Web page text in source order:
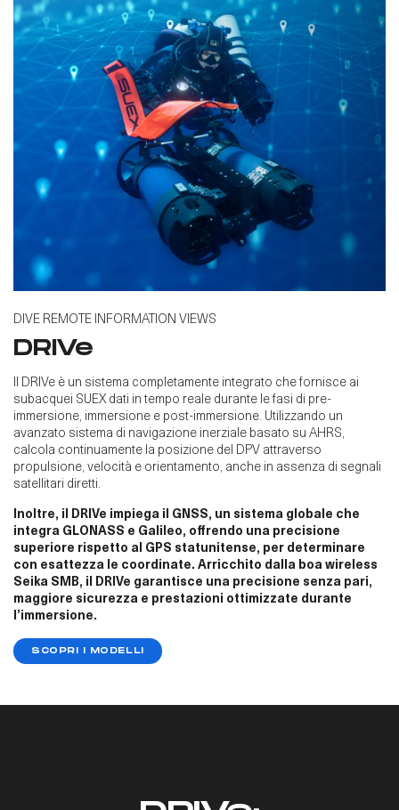
DIVE REMOTE INFORMATION VIEWS
DRIVe
Il DRIVe è un sistema completamente integrato che fornisce ai
subacquei SUEX dati in tempo reale durante le fasi di pre-
immersione, immersione e post-immersione. Utilizzando un
avanzato sistema di navigazione inerziale basato su AHRS,
calcola continuamente la posizione del DPV attraverso
propulsione, velocità e orientamento, anche in assenza di segnali
satellitari diretti. ​
Inoltre, il DRIVe impiega il GNSS, un sistema globale che
integra GLONASS e Galileo, offrendo una precisione
superiore rispetto al GPS statunitense, per determinare
con esattezza le coordinate. Arricchito dalla boa wireless
Seika SMB, il DRIVe garantisce una precisione senza pari,
maggiore sicurezza e prestazioni ottimizzate durante
l’immersione. ​
SCOPRI I MODELLI